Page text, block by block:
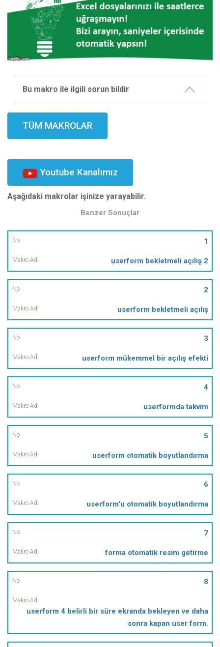
Bu makro ile ilgili sorun bildir
TÜM MAKROLAR
Youtube Kanalımız
Aşağıdaki makrolar işinize yarayabilir.
Benzer Sonuçlar
No
Makro
Adı
1
userform bekletmeli açılış 2
2
userform bekletmeli açılış
3
userform mükemmel bir açılış efekti
4
userformda takvim
5
userform otomatik boyutlandırma
6
userform'u otomatik boyutlandırma
7
forma otomatik resim getirme
8
userform 4 belirli bir süre ekranda bekleyen ve daha
sonra kapan user form.